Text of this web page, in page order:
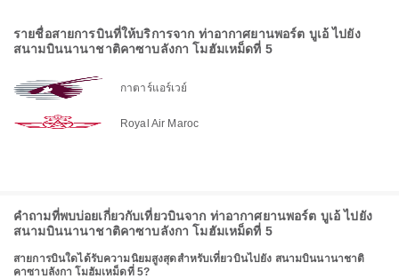
รายชื่อสายการบินที่ให้บริการจาก ท่าอากาศยานพอร์ต บูเอ้ ไปยัง
สนามบินนานาชาติคาซาบลังกา โมฮัมเหม็ดที่ 5
กาตาร์แอร์เวย์
Royal Air Maroc
คำถามที่พบบ่อยเกี่ยวกับเที่ยวบินจาก ท่าอากาศยานพอร์ต บูเอ้ ไปยัง
สนามบินนานาชาติคาซาบลังกา โมฮัมเหม็ดที่ 5
สายการบินใดได้รับความนิยมสูงสุดสำหรับเที่ยวบินไปยัง สนามบินนานาชาติ
คาซาบลังกา โมฮัมเหม็ดที่ 5?